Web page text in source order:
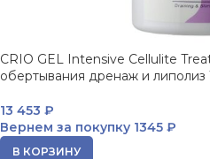
CRIO GEL Intensive Cellulite
обертывания дренаж и липолиз
13 453 ₽
Вернем за покупку 1345 ₽
В КОРЗИНУ